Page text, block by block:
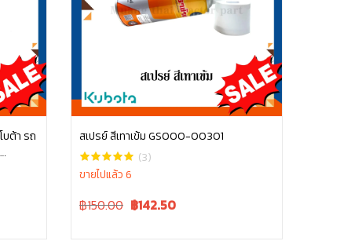
บต้า รถ
สเปรย์ สีเทาเข้ม GS000-00301
(3)
ขายไปแล้ว 6
Original
฿150.00 Current
฿142.50
หยิบใส่ตะกร้า